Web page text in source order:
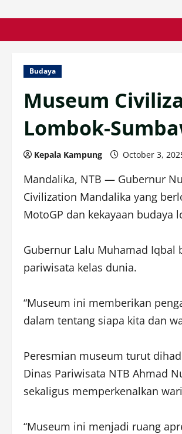
Budaya
Museum
Lombok-
Kepala Kampung October 3,
Mandalika, NTB — Gubernur
Civilization Mandalika yang
MotoGP dan kekayaan budaya
Gubernur Lalu Muhamad Iqbal
pariwisata kelas dunia.
“Museum ini memberikan
dalam tentang siapa kita dan
Peresmian museum turut
Dinas Pariwisata NTB Ahmad
sekaligus memperkenalkan
“Museum ini menjadi ruang